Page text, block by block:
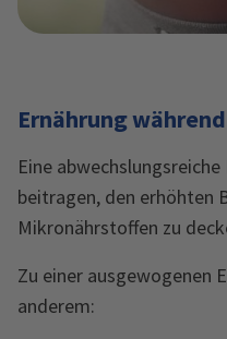
Ernährung
Eine
beitragen, den erhöhten
Mikronährstoffen zu
Zu einer ausgewogenen
anderem: